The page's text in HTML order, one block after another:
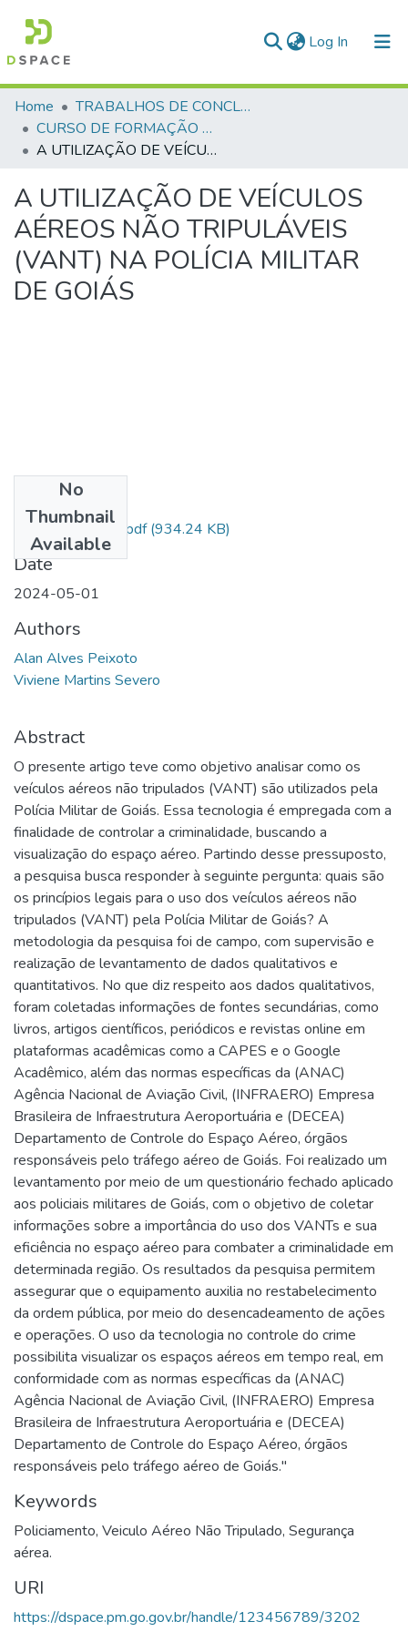
Log In (current)
Communities & Collections
All of DSpace
Home
TRABALHOS DE CONCLUSÃO DE CURSO - CFP (CURSO DE FORMAÇÃO DE PRAÇAS)
CURSO DE FORMAÇÃO DE PRAÇAS - CFP - 2024
A UTILIZAÇÃO DE VEÍCULOS AÉREOS NÃO TRIPULÁVEIS (VANT) NA POLÍCIA MILITAR DE GOIÁS
A UTILIZAÇÃO DE VEÍCULOS
AÉREOS NÃO TRIPULÁVEIS
(VANT) NA POLÍCIA MILITAR
DE GOIÁS
No
Thumbnail
Available
5º Depósito Final.pdf(934.24 KB)
Date
2024-05-01
Authors
Alan Alves Peixoto
Viviene Martins Severo
Abstract
O presente artigo teve como objetivo analisar como os
veículos aéreos não tripulados (VANT) são utilizados pela
Polícia Militar de Goiás. Essa tecnologia é empregada com a
finalidade de controlar a criminalidade, buscando a
visualização do espaço aéreo. Partindo desse pressuposto,
a pesquisa busca responder à seguinte pergunta: quais são
os princípios legais para o uso dos veículos aéreos não
tripulados (VANT) pela Polícia Militar de Goiás? A
metodologia da pesquisa foi de campo, com supervisão e
realização de levantamento de dados qualitativos e
quantitativos. No que diz respeito aos dados qualitativos,
foram coletadas informações de fontes secundárias, como
livros, artigos científicos, periódicos e revistas online em
plataformas acadêmicas como a CAPES e o Google
Acadêmico, além das normas específicas da (ANAC)
Agência Nacional de Aviação Civil, (INFRAERO) Empresa
Brasileira de Infraestrutura Aeroportuária e (DECEA)
Departamento de Controle do Espaço Aéreo, órgãos
responsáveis pelo tráfego aéreo de Goiás. Foi realizado um
levantamento por meio de um questionário fechado aplicado
aos policiais militares de Goiás, com o objetivo de coletar
informações sobre a importância do uso dos VANTs e sua
eficiência no espaço aéreo para combater a criminalidade em
determinada região. Os resultados da pesquisa permitem
assegurar que o equipamento auxilia no restabelecimento
da ordem pública, por meio do desencadeamento de ações
e operações. O uso da tecnologia no controle do crime
possibilita visualizar os espaços aéreos em tempo real, em
conformidade com as normas específicas da (ANAC)
Agência Nacional de Aviação Civil, (INFRAERO) Empresa
Brasileira de Infraestrutura Aeroportuária e (DECEA)
Departamento de Controle do Espaço Aéreo, órgãos
responsáveis pelo tráfego aéreo de Goiás."
Keywords
Policiamento, Veiculo Aéreo Não Tripulado, Segurança
aérea.
URI
https://dspace.pm.go.gov.br/handle/123456789/3202